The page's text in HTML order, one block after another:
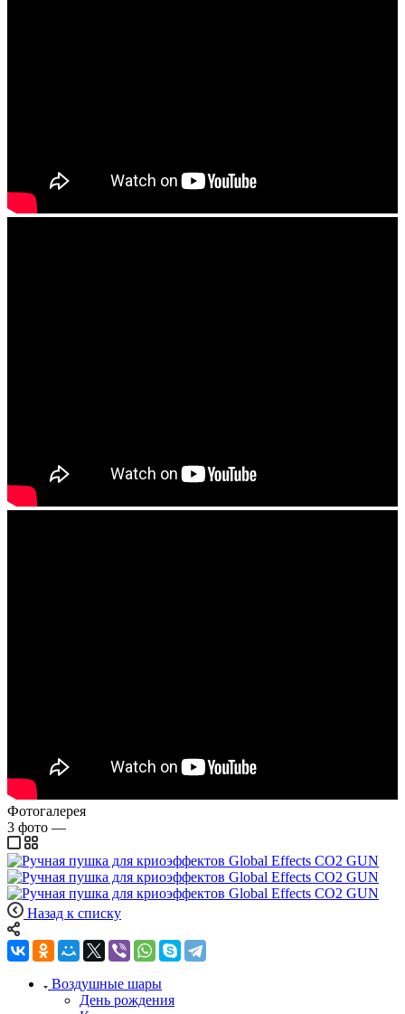
Фотогалерея
3 фото —
Назад к списку
Воздушные шары
День рождения